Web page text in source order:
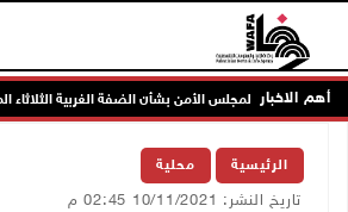
أهم الاخبار
جلسة لمجلس الأمن بشأن الضفة الغربية الثلاثاء المقبل
الرئيسية محلية
تاريخ النشر: 10/11/2021 02:45 م